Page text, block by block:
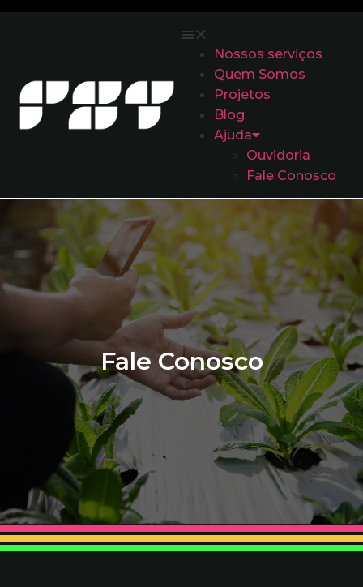
Nossos serviços
Quem Somos
Projetos
Blog
Ajuda
Ouvidoria
Fale Conosco
Fale Conosco